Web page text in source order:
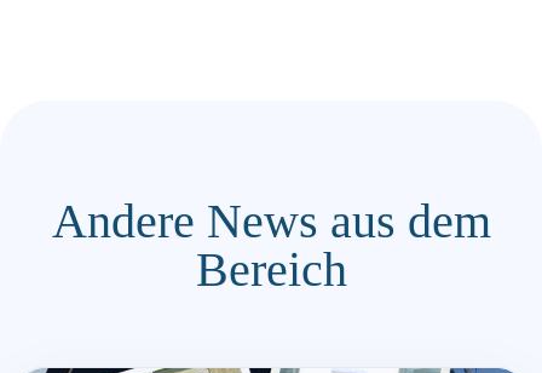
Andere News aus dem
Bereich